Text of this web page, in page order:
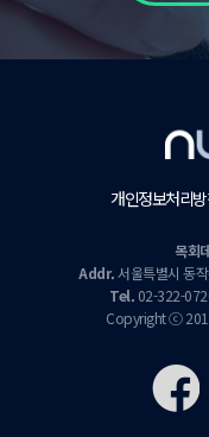
개인정보처리
목회
Addr.서울특별시 동
Tel. 02-322-
Copyright ⓒ